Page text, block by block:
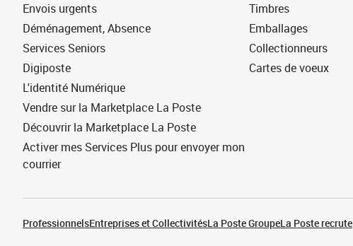
Envois urgents
Déménagement, Absence
Services Seniors
Digiposte
L'identité Numérique
Vendre sur la Marketplace La Poste
Découvrir la Marketplace La Poste
Activer mes Services Plus pour envoyer mon
courrier
Timbres
Emballages
Collectionneurs
Cartes de voeux
ProfessionnelsEntreprises et CollectivitésLa Poste GroupeLa Poste recrute